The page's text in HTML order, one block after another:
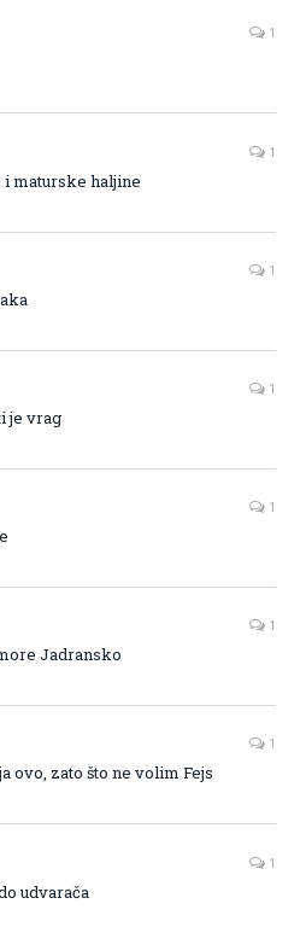
1
1
maturske haljine
1
1
je vrag
1
1
Jadransko
1
ovo, zato što ne volim Fejs
1
udvarača